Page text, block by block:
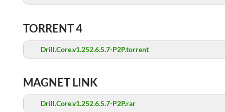
TORRENT 4
Drill.Core.v1.252.6.5.7-P2P.torrent
MAGNET LINK
Drill.Core.v1.252.6.5.7-P2P.rar